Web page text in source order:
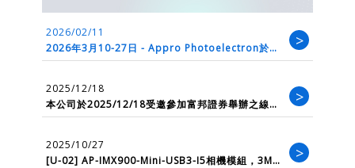
2026/02/11
2026年3月10-27日 - Appro Photoelectron於
embedded worl...
>
2025/12/18
本公司於2025/12/18受邀參加富邦證券舉辦之線上
法人說明會，會後影音檔請詳投資人專區
>
2025/10/27
[U-02] AP-IMX900-Mini-USB3-I5相機模組，3MP
>